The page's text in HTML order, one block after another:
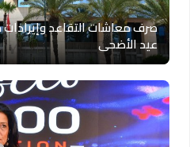
صرف معاشات التقاعد وإيرادات
عيد الأضحى